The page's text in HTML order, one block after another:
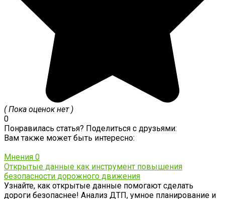
( Пока оценок нет )
0
Понравилась статья? Поделиться с друзьями:
Вам также может быть интересно:
Мнения 0
Открытые данные как инструмент повышения
безопасности дорожного движения
Узнайте, как открытые данные помогают сделать
дороги безопаснее! Анализ ДТП, умное планирование и